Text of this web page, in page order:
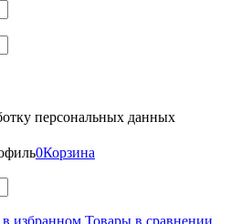
персональных данных
0Корзина
избранном Товары в сравнении